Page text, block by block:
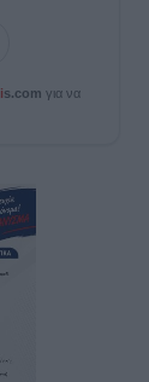
is.com για να